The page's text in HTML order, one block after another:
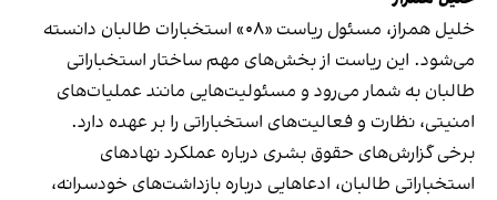
خلیل همراز، مسئول ریاست «۰۸» استخبارات طالبان دانسته
می‌شود. این ریاست از بخش‌های مهم ساختار استخباراتی
طالبان به شمار می‌رود و مسئولیت‌هایی مانند عملیات‌های
امنیتی، نظارت و فعالیت‌های استخباراتی را بر عهده دارد.
برخی گزارش‌های حقوق بشری درباره عملکرد نهادهای
استخباراتی طالبان، ادعاهایی درباره بازداشت‌های خودسرانه،